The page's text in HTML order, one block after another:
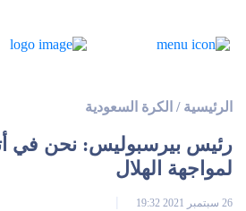
الرئيسية / الكرة السعودية
رئيس بيرسبولیس: نحن في
لمواجهة الهلال
26 سبتمبر 2021 19:32